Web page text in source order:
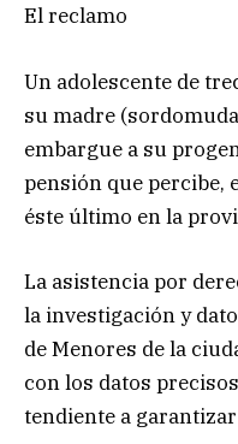
El reclamo
Un adolescente de
su madre
embargue a su
pensión que percibe,
éste último en la
La asistencia por
la investigación y
de Menores de la
con los datos
tendiente a